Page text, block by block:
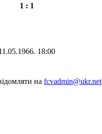
1 : 1
18:00
на fcvadmin@ukr.net